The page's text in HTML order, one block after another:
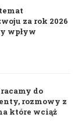
za rok 2026
wpływ
do
rozmowy z
które wciąż